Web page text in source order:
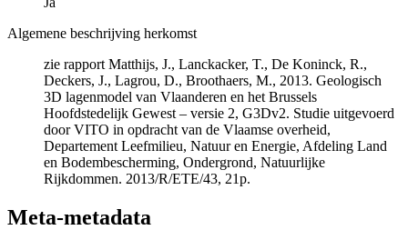
Algemene beschrijving herkomst
zie rapport Matthijs, J., Lanckacker, T., De Koninck, R.,
Deckers, J., Lagrou, D., Broothaers, M., 2013. Geologisch
3D lagenmodel van Vlaanderen en het Brussels
Hoofdstedelijk Gewest – versie 2, G3Dv2. Studie uitgevoerd
door VITO in opdracht van de Vlaamse overheid,
Departement Leefmilieu, Natuur en Energie, Afdeling Land
en Bodembescherming, Ondergrond, Natuurlijke
Rijkdommen. 2013/R/ETE/43, 21p.
Meta-metadata